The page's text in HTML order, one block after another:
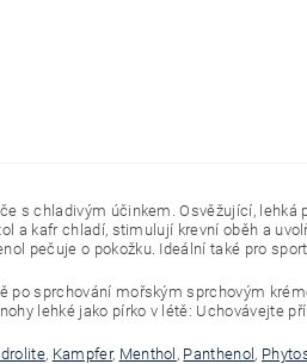
s chladivým účinkem. Osvěžující,
a kafr chladí, stimulují krevní oběh a
pečuje o pokožku. Ideální také pro
po sprchování mořským sprchovým
lehké jako pírko v létě: Uchovávejte
, Kampfer, Menthol , Panthenol ,